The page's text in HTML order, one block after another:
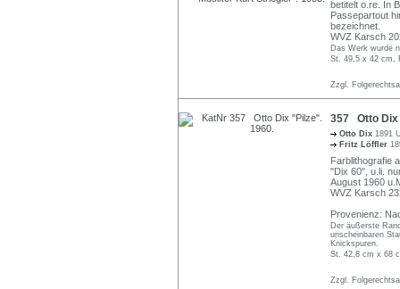
betitelt o.re. In
Passepartout
bezeichnet.
WVZ Karsch
Das Werk wurde
St. 49,5 x 42 cm,
Zzgl.
357 Otto Dix
Otto Dix 1891
Fritz Löffler
Farblithografie
"Dix 60", u.li.
August 1960
WVZ Karsch
Provenienz:
Der äußerste
unscheinbaren
Knickspuren.
St. 42,8 cm x 68
Zzgl.